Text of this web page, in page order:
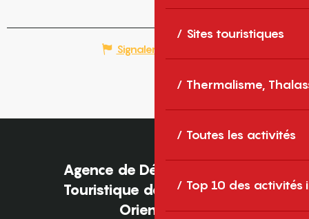
Sites touristiques
Thermalisme,
Toutes les activités
Top 10 des activités
Signaler une erreur
Agence de Développement
Touristique des Pyrénées-
Orientales